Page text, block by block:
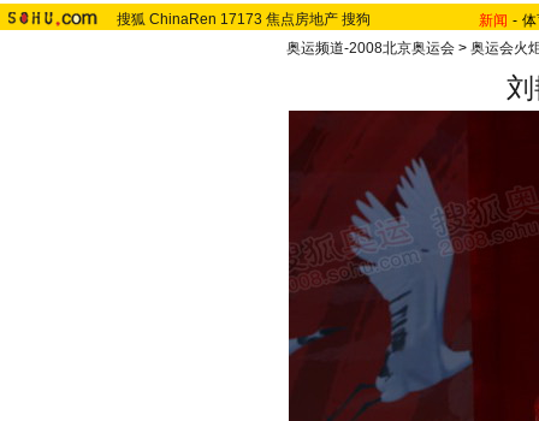
搜狐 ChinaRen 17173 焦点房地产 搜狗 新闻 -
奥运频道-2008北京奥运会 > 奥运会火